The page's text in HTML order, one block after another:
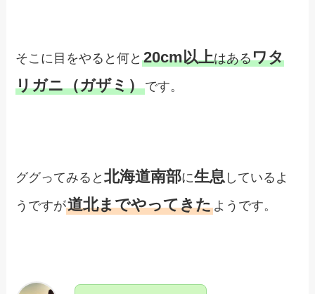
そこに目をやると何と20cm以上はあるワタ
リガニ（ガザミ）です。
ググってみると北海道南部に生息 しているよ
うですが道北までやってきたようです。